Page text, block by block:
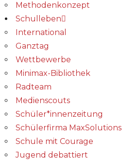
Methodenkonzept
Schulleben
International
Ganztag
Wettbewerbe
Minimax-Bibliothek​
Radteam
Medienscouts
Schüler*innenzeitung
Schülerfirma MaxSolutions
Schule mit Courage
Jugend debattiert